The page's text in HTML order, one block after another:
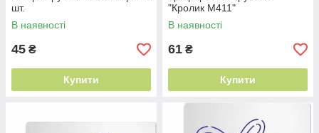
шт.
В наявності
45 ₴
Купити
"Кролик М411"
В наявності
61 ₴
Купити